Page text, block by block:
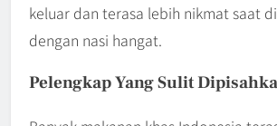
keluar dan terasa lebih nikmat saat
dengan nasi hangat.
Pelengkap Yang Sulit